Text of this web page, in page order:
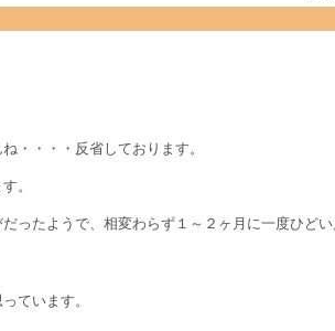
・・・・反省しております。
。
たようで、相変わらず１～２ヶ月に一度ひど
ています。